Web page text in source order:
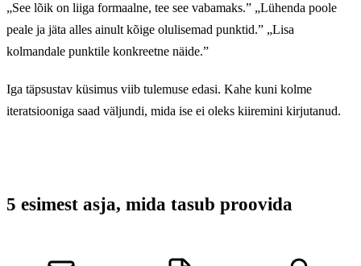
„See lõik on liiga formaalne, tee see vabamaks.” „Lühenda poole
peale ja jäta alles ainult kõige olulisemad punktid.” „Lisa
kolmandale punktile konkreetne näide.”
Iga täpsustav küsimus viib tulemuse edasi. Kahe kuni kolme
iteratsiooniga saad väljundi, mida ise ei oleks kiiremini kirjutanud.
5 esimest asja, mida tasub proovida